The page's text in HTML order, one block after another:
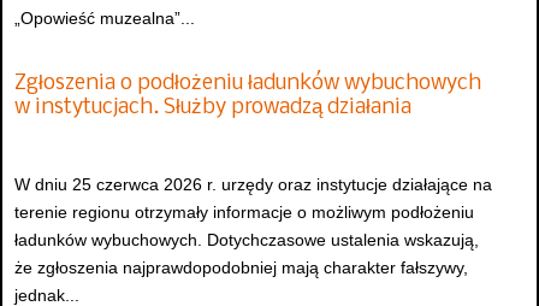
„Opowieść muzealna”...
Zgłoszenia o podłożeniu ładunków wybuchowych
w instytucjach. Służby prowadzą działania
W dniu 25 czerwca 2026 r. urzędy oraz instytucje działające na
terenie regionu otrzymały informacje o możliwym podłożeniu
ładunków wybuchowych. Dotychczasowe ustalenia wskazują,
że zgłoszenia najprawdopodobniej mają charakter fałszywy,
jednak...